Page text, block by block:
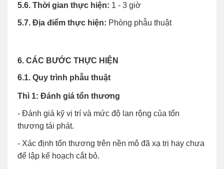
5.6. Thời gian thực hiện: 1 - 3 giờ
5.7. Địa điểm thực hiện: Phòng phẫu thuật
6. CÁC BƯỚC THỰC HIỆN
6.1. Quy trình phẫu thuật
Thì 1: Đánh giá tổn thương
- Đánh giá kỹ vị trí và mức độ lan rộng của tổn
thương tái phát.
- Xác định tổn thương trên nền mô đã xạ trị hay chưa
để lập kế hoạch cắt bỏ.